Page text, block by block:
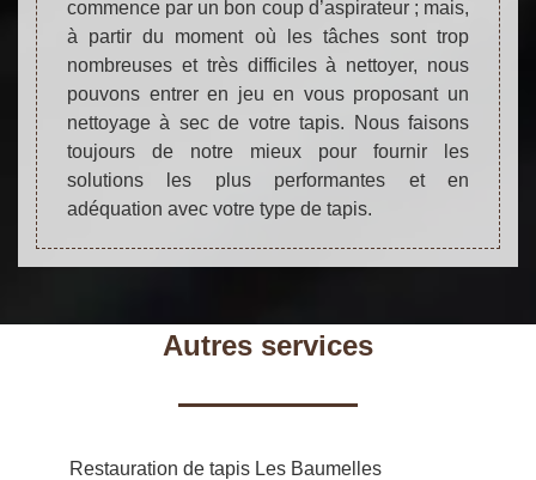
commence par un bon coup d’aspirateur ; mais,
à partir du moment où les tâches sont trop
nombreuses et très difficiles à nettoyer, nous
pouvons entrer en jeu en vous proposant un
nettoyage à sec de votre tapis. Nous faisons
toujours de notre mieux pour fournir les
solutions les plus performantes et en
adéquation avec votre type de tapis.
Autres services
Restauration de tapis Les Baumelles